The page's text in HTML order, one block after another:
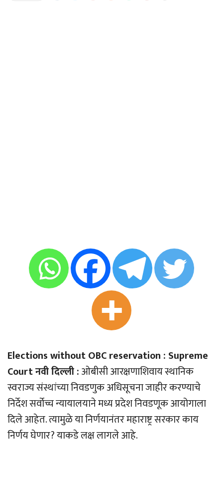
Elections without OBC reservation : Supreme
Court नवी दिल्ली :ओबीसी आरक्षणाशिवाय स्थानिक
स्वराज्य संस्थांच्या निवडणुक अधिसूचना जाहीर करण्याचे
निर्देश सर्वोच्च न्यायालयाने मध्य प्रदेश निवडणूक आयोगाला
दिले आहेत. त्यामुळे या निर्णयानंतर महाराष्ट्र सरकार काय
निर्णय घेणार? याकडे लक्ष लागले आहे.